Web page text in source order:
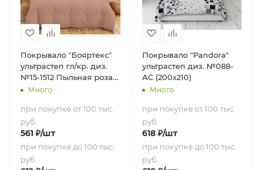
Покрывало "Бояртекс"
ультрастеп гл/кр. диз.
№15-1512 Пыльная роза
(верх/низ пыльная роза)
Много
при покупке от 100 тыс.
руб.
561 ₽/шт
при покупке до 100 тыс.
руб.
Покрывало "Pandora"
ультрастеп диз. №088-
АС (200х210)
Много
при покупке от 100 тыс.
руб.
618₽/шт
при покупке до 100 тыс.
руб.